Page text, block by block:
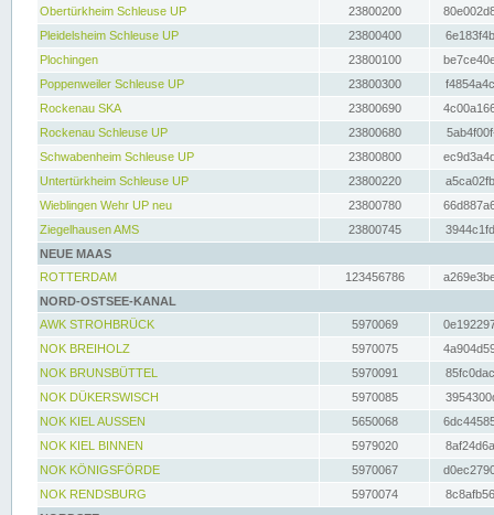
Obertürkheim Schleuse UP
23800200
Pleidelsheim Schleuse UP
23800400
Plochingen
23800100
Poppenweiler Schleuse UP
23800300
Rockenau SKA
23800690
Rockenau Schleuse UP
23800680
Schwabenheim Schleuse UP
23800800
Untertürkheim Schleuse UP
23800220
Wieblingen Wehr UP neu
23800780
Ziegelhausen AMS
23800745
NEUE MAAS
ROTTERDAM
123456786
NORD-OSTSEE-KANAL
AWK STROHBRÜCK
5970069
NOK BREIHOLZ
5970075
NOK BRUNSBÜTTEL
5970091
NOK DÜKERSWISCH
5970085
NOK KIEL AUSSEN
5650068
NOK KIEL BINNEN
5979020
NOK KÖNIGSFÖRDE
5970067
NOK RENDSBURG
5970074